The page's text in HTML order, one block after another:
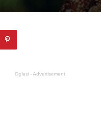
Oglasi - Advertisement